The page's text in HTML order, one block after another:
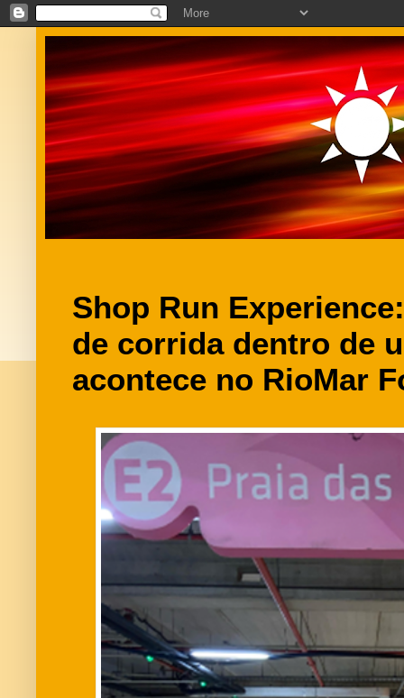
Shop Run
de corrida dentro de
acontece no RioMar